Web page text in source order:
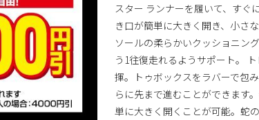
スター ランナーを履いて、すぐ
き口が簡単に大きく開き、小さ
ソールの柔らかいクッショニン
う1往復走れるようサポート。
揮。トゥボックスをラバーで包
らに先まで進むことができます
単に大きく開くことが可能。蛇